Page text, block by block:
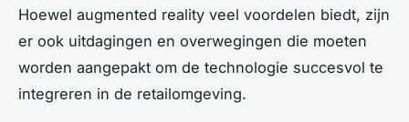
Hoewel augmented reality veel voordelen biedt, zijn
er ook uitdagingen en overwegingen die moeten
worden aangepakt om de technologie succesvol te
integreren in de retailomgeving.